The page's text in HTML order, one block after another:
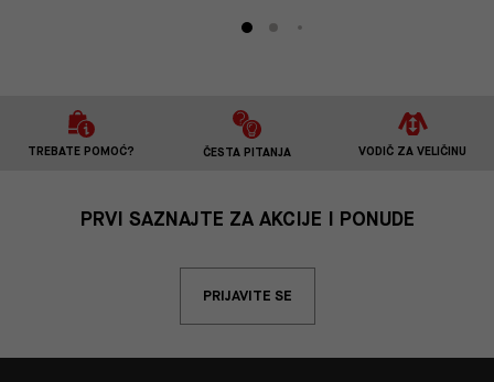
TREBATE POMOĆ? ČESTA PITANJA VODIČ ZA VELIČINU
PRVI SAZNAJTE ZA AKCIJE I PONUDE
PRIJAVITE SE